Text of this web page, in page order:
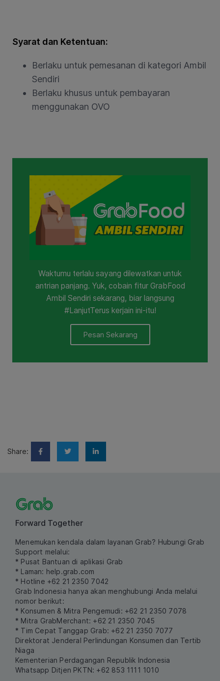
Syarat dan Ketentuan:
Berlaku untuk pemesanan di kategori Ambil
Sendiri
Berlaku khusus untuk pembayaran
menggunakan OVO
Waktumu terlalu sayang dilewatkan untuk
antrian panjang. Yuk, cobain fitur GrabFood
Ambil Sendiri sekarang, biar langsung
#LanjutTerus kerjain ini-itu!
Pesan Sekarang
Share:
Forward Together
Menemukan kendala dalam layanan Grab? Hubungi Grab
Support melalui:
* Pusat Bantuan di aplikasi Grab
* Laman: help.grab.com
* Hotline +62 21 2350 7042
Grab Indonesia hanya akan menghubungi Anda melalui
nomor berikut:
* Konsumen & Mitra Pengemudi: +62 21 2350 7078
* Mitra GrabMerchant: +62 21 2350 7045
* Tim Cepat Tanggap Grab: +62 21 2350 7077
Direktorat Jenderal Perlindungan Konsumen dan Tertib
Niaga
Kementerian Perdagangan Republik Indonesia
Whatsapp Ditjen PKTN: +62 853 1111 1010